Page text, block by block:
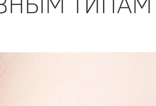
ТИПАМ